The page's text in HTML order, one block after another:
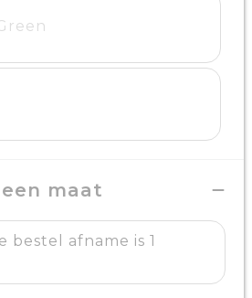
maat
bestel afname is 1